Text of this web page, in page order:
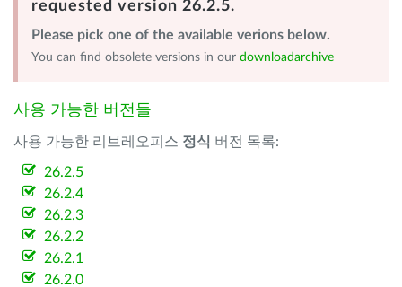
requested version 26.2.5.
Please pick one of the available verions below.
You can find obsolete versions in our downloadarchive
사용 가능한 버전들
사용 가능한 리브레오피스 정식 버전 목록:
26.2.5
26.2.4
26.2.3
26.2.2
26.2.1
26.2.0